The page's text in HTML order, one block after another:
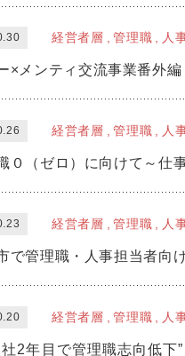
経営者層 管理職 人
×メンティ交流事業番外
経営者層 管理職 人
０（ゼロ）に向けて～仕
経営者層 管理職 人
で管理職・人事担当者向
経営者層 管理職 人
社2年目で管理職志向低